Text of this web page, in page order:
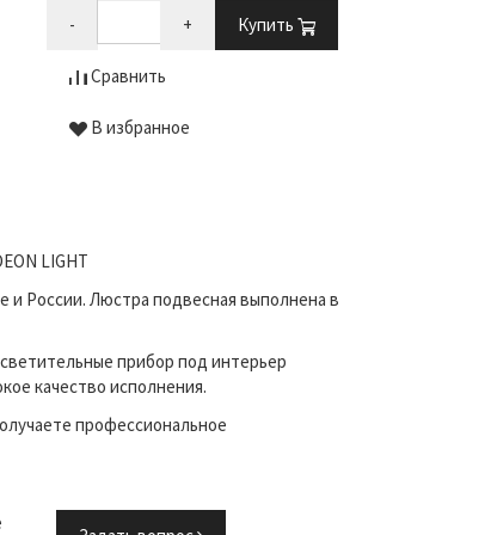
- + Купить
Сравнить
В избранное
LIGHT
и России. Люстра подвесная выполнена в
прибор под интерьер
качество исполнения.
профессиональное